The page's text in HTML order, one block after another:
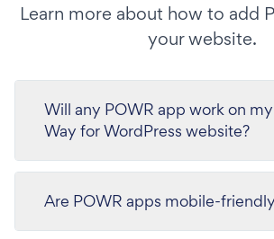
Learn more about how to add
your website.
Will any POWR app work on my
Way for WordPress website?
Are POWR apps mobile-